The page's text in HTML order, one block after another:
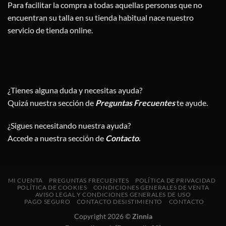
Para facilitar la compra a todas aquellas personas que no
encuentran su talla en su tienda habitual nace nuestro
servicio de tienda online.
¿Tienes alguna duda y necesitas ayuda?
Quizá nuestra sección de Preguntas Frecuenteste ayude.
¿Sigues necesitando nuestra ayuda?
Accede a nuestra sección de Contacto.
MI CUENTA PREGUNTAS FRECUENTES
POLÍTICA DE PRIVACIDAD
POLÍTICA DE COOKIES
CONDICIONES GENERALES DE VENTA
AVISO LEGAL Y CONDICIONES GENERALES DE USO
PAGO SEGURO
CONTACTO DESISTIMIENTO CONTACTO
Copyright 2026 ©Zinnia